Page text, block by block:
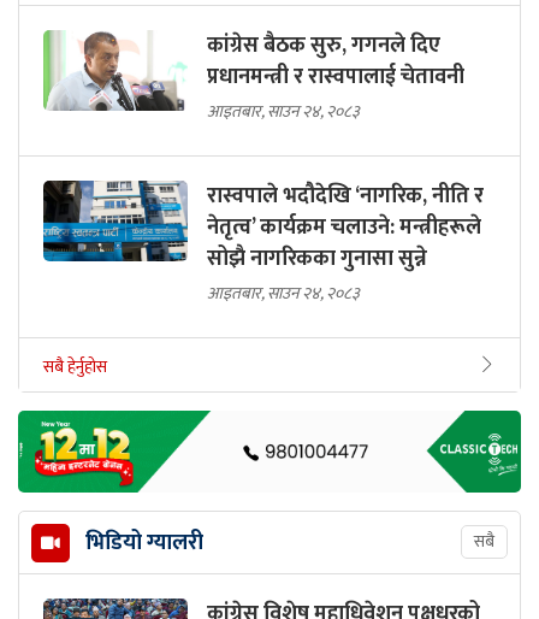
कांग्रेस बैठक सुरु, गगनले दिए
प्रधानमन्त्री र रास्वपालाई चेतावनी
आइतबार, साउन २४, २०८३
रास्वपाले भदौदेखि ‘नागरिक, नीति र
नेतृत्व’ कार्यक्रम चलाउने: मन्त्रीहरूले
सोझै नागरिकका गुनासा सुन्ने
आइतबार, साउन २४, २०८३
सबै हेर्नुहोस
भिडियो ग्यालरी सबै